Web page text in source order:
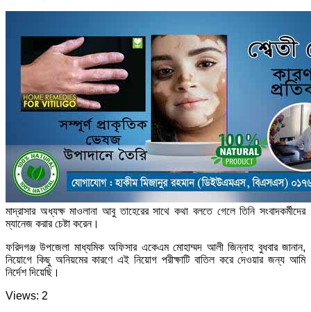
মাদ্রাসার অধ্যক্ষ মাওলানা আবু তাহেরের সাথে কথা বলতে গেলে তিনি সংবাদকর্মীদের
ম্যানেজ করার চেষ্টা করেন।
ফরিদগঞ্জ উপজেলা মাধ্যমিক অফিসার একেএম মোহাম্মদ আলী জিন্নাহ বুধবার জানান,
নিয়োগে কিছু অনিয়মের কারণে এই নিয়োগ পরীক্ষাটি বাতিল করে দেওয়ার জন্য আমি
নির্দেশ দিয়েছি।
Views: 2